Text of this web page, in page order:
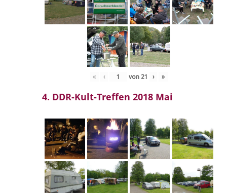
« ‹ von 21 › »
4. DDR-Kult-Treffen 2018 Mai